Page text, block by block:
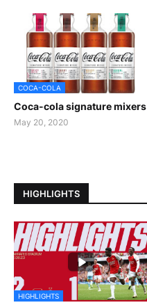
COCA-COLA
Coca-cola signature mixers
May 20, 2020
HIGHLIGHTS
HIGHLIGHTS